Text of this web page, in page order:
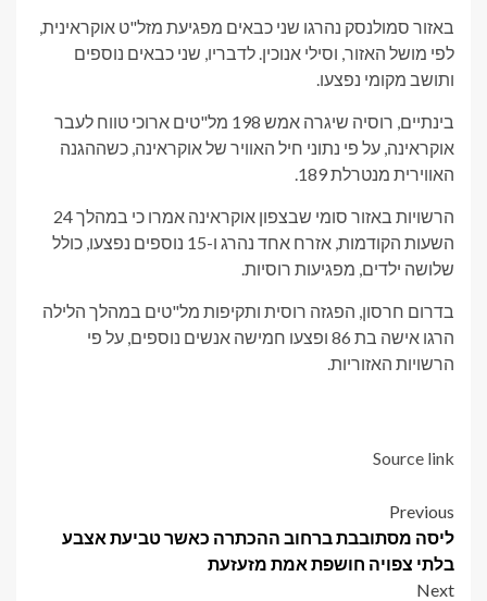
באזור סמולנסק נהרגו שני כבאים מפגיעת מזל"ט אוקראינית,
לפי מושל האזור, וסילי אנוכין. לדבריו, שני כבאים נוספים
ותושב מקומי נפצעו.
בינתיים, רוסיה שיגרה אמש 198 מל"טים ארוכי טווח לעבר
אוקראינה, על פי נתוני חיל האוויר של אוקראינה, כשההגנה
האווירית מנטרלת 189.
הרשויות באזור סומי שבצפון אוקראינה אמרו כי במהלך 24
השעות הקודמות, אזרח אחד נהרג ו-15 נוספים נפצעו, כולל
שלושה ילדים, מפגיעות רוסיות.
בדרום חרסון, הפגזה רוסית ותקיפות מל"טים במהלך הלילה
הרגו אישה בת 86 ופצעו חמישה אנשים נוספים, על פי
הרשויות האזוריות.
Source link
Post
navigation
Previous
ליסה מסתובבת ברחוב ההכתרה כאשר טביעת אצבע
בלתי צפויה חושפת אמת מזעזעת
Next